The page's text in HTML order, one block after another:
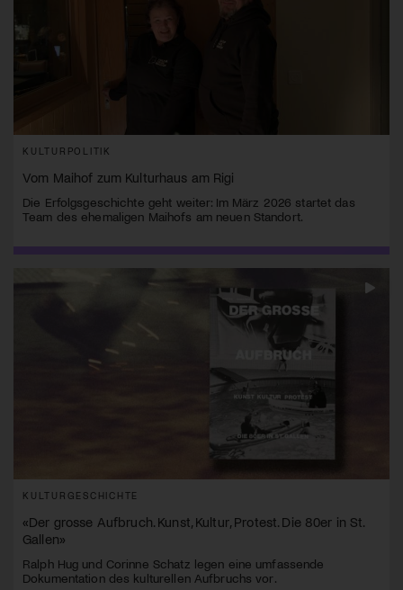
KULTURPOLITIK
Vom Maihof zum Kulturhaus am Rigi
Die Erfolgsgeschichte geht weiter: Im März 2026 startet das
Team des ehemaligen Maihofs am neuen Standort.
KULTURGESCHICHTE
«Der grosse Aufbruch. Kunst, Kultur, Protest. Die 80er in St.
Gallen»
Ralph Hug und Corinne Schatz legen eine umfassende
Dokumentation des kulturellen Aufbruchs vor.